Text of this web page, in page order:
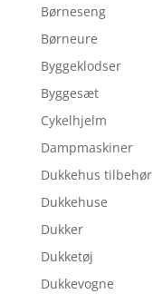
Børneseng
Børneure
Byggeklodser
Byggesæt
Cykelhjelm
Dampmaskiner
Dukkehus tilbehør
Dukkehuse
Dukker
Dukketøj
Dukkevogne